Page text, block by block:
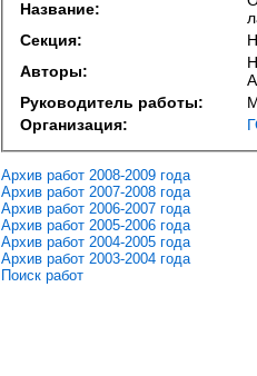
Название:
Секция:
Авторы:
Руководитель работы:
Организация:
Архив работ 2008-2009 года
Архив работ 2007-2008 года
Архив работ 2006-2007 года
Архив работ 2005-2006 года
Архив работ 2004-2005 года
Архив работ 2003-2004 года
Поиск работ